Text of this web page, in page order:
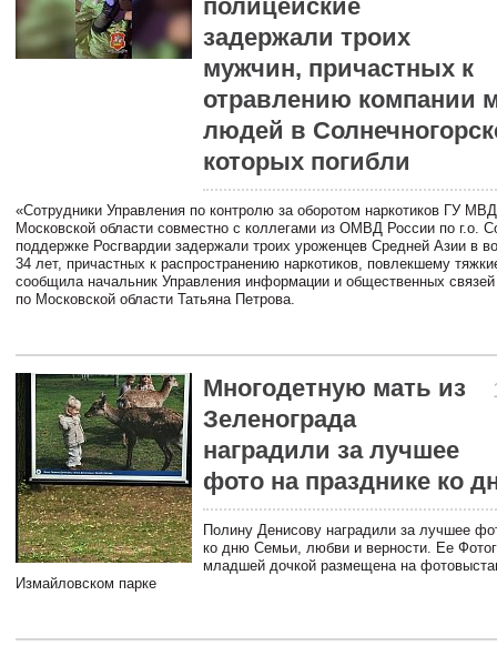
полицейские
задержали троих
мужчин, причастных к
отравлению компании
людей в
которых погибли
«Сотрудники Управления по контролю за оборотом наркотиков ГУ
Московской области совместно с коллегами из ОМВД России по г.о.
поддержке Росгвардии задержали троих уроженцев Средней Азии в
34 лет, причастных к распространению наркотиков, повлекшему
сообщила начальник Управления информации и общественных
по Московской области Татьяна Петрова.
Многодетную мать из
Зеленограда
наградили за лучшее
фото на празднике ко
Полину Денисову наградили за лучшее
ко дню Семьи, любви и верности. Ее
младшей дочкой размещена на
Измайловском парке